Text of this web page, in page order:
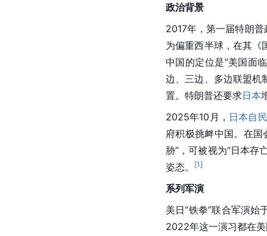
政治背景
2017年，第一届特朗
为偏重西半球，在其《
中国的定位是“美国面
边、三边、多边联盟机
置。特朗普还要求日本
2025年10月， 日本自
府积极挑衅中国。在
胁”，可被视为“日本存
姿态。
[1]
系列军演
美日“铁拳”联合军演
2022年这一演习都在